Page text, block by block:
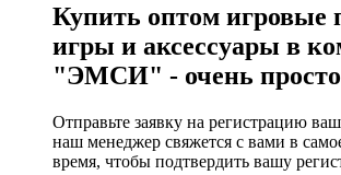
Купить оптом игровые
игры и аксессуары в
"ЭМСИ" - очень
Отправьте заявку на регистрацию
наш менеджер свяжется с вами в
время, чтобы подтвердить вашу